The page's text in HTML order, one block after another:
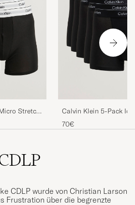
Stretch
Calvin Klein 5-Pack
Stretch Relaxed Trunk
70€
CDLP wurde von Christian Larson
Frustration über die begrenzte